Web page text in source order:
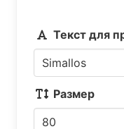
Текст для
Размер